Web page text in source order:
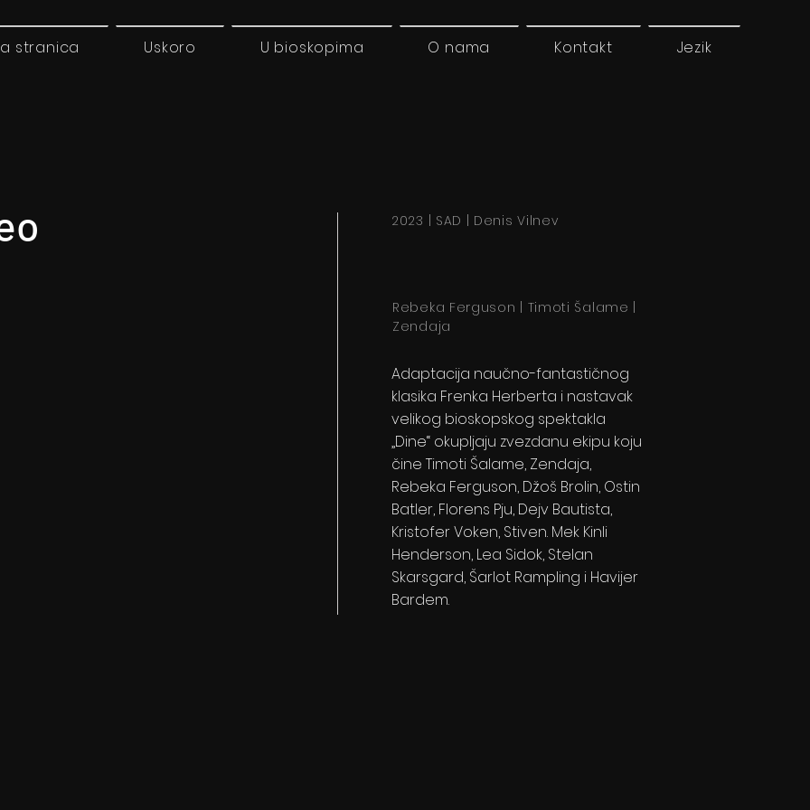
stranica Uskoro U bioskopima O nama Kontakt Jezik
2023 | SAD | Denis Vilnev
Rebeka Ferguson | Timoti Šalame |
Zendaja
Adaptacija naučno-fantastičnog
klasika Frenka Herberta i nastavak
velikog bioskopskog spektakla
„Dine“ okupljaju zvezdanu ekipu koju
čine Timoti Šalame, Zendaja,
Rebeka Ferguson, Džoš Brolin, Ostin
Batler, Florens Pju, Dejv Bautista,
Kristofer Voken, Stiven. Mek Kinli
Henderson, Lea Sidok, Stelan
Skarsgard, Šarlot Rampling i Havijer
Bardem.